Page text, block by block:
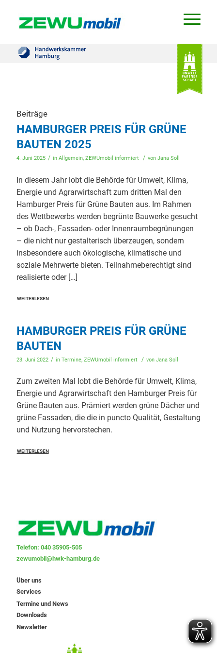
Beiträge
HAMBURGER PREIS FÜR GRÜNE
BAUTEN 2025
4. Juni 2025 / in Allgemein, ZEWUmobil informiert / von Jana Soll
In diesem Jahr lobt die Behörde für Umwelt, Klima,
Energie und Agrarwirtschaft zum dritten Mal den
Hamburger Preis für Grüne Bauten aus. Im Rahmen
des Wettbewerbs werden begrünte Bauwerke gesucht
– ob Dach-, Fassaden- oder Innenraumbegrünungen
– die nicht nur gestalterisch überzeugen, sondern
insbesondere auch ökologische, klimatische und
soziale Mehrwerte bieten. Teilnahmeberechtigt sind
realisierte oder […]
WEITERLESEN
HAMBURGER PREIS FÜR GRÜNE
BAUTEN
23. Juni 2022 / in Termine, ZEWUmobil informiert / von Jana Soll
Zum zweiten Mal lobt die Behörde für Umwelt, Klima,
Energie und Agrarwirtschaft den Hamburger Preis für
Grüne Bauten aus. Prämiert werden grüne Dächer und
grüne Fassaden, die die in puncto Qualität, Gestaltung
und Nutzung hervorstechen.
WEITERLESEN
Telefon: 040 35905-505
zewumobil@hwk-hamburg.de
Über uns
Services
Termine und News
Downloads
Newsletter